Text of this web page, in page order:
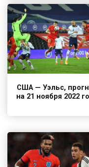
США — Уэльс,
на 21 ноября 2022